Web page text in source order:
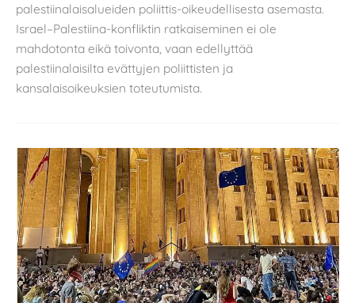
palestiinalaisalueiden poliittis-oikeudellisesta asemasta.
Israel–Palestiina-konfliktin ratkaiseminen ei ole
mahdotonta eikä toivonta, vaan edellyttää
palestiinalaisilta evättyjen poliittisten ja
kansalaisoikeuksien toteutumista.